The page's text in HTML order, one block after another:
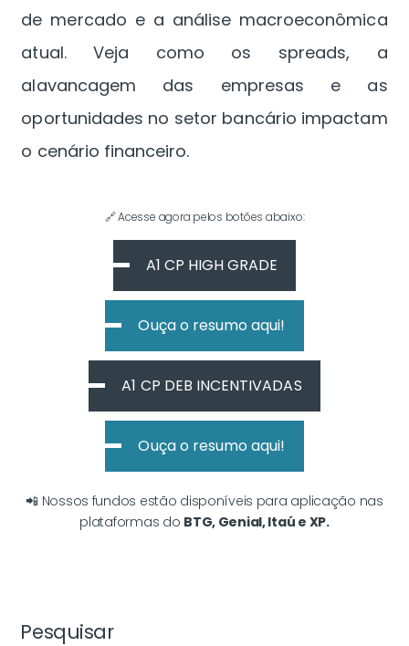
de mercado e a análise macroeconômica
atual. Veja como os spreads, a
alavancagem das empresas e as
oportunidades no setor bancário impactam
o cenário financeiro.
🔗 Acesse agora pelos botões abaixo:
A1 CP HIGH GRADE
Ouça o resumo aqui!
A1 CP DEB INCENTIVADAS
Ouça o resumo aqui!
📲 Nossos fundos estão disponíveis para aplicação nas
plataformas do BTG, Genial, Itaú e XP.
Pesquisar